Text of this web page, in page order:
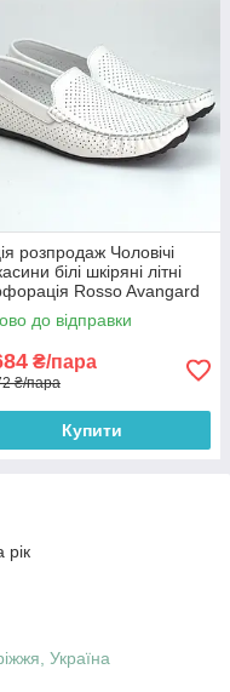
розпродаж Чоловічі
білі шкіряні літні
Rosso Avangard
PerfWhite
до відправки
₴/пара
₴/пара
Купити
рік
Україна